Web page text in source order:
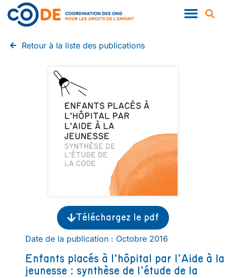
Retour à la liste des publications
Téléchargez le pdf
Date de la publication : Octobre 2016
Enfants placés à l’hôpital par l’Aide à la
jeunesse : synthèse de l’étude de la